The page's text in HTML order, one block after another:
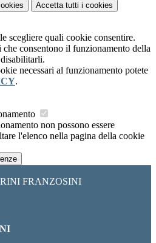
Accetta tutti i cookies
scegliere quali cookie consentire.
consentono il funzionamento della
necessari al funzionamento potete
.
non possono essere
l'elenco nella pagina della cookie
FRANZOSINI